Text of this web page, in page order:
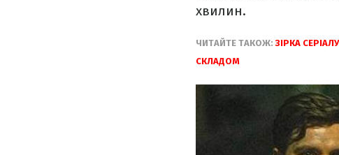
хвилин.
ЧИТАЙТЕ ТАКОЖ:ЗІРКА
СКЛАДОМ